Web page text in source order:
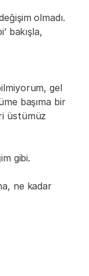
olmadı.
bakışla,
gel
başıma bir
üstümüz
gibi.
ne kadar